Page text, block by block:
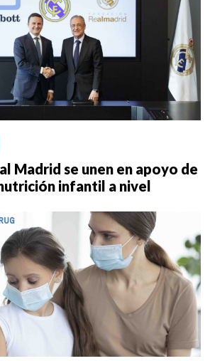
Madrid se unen en apoyo de
infantil a nivel